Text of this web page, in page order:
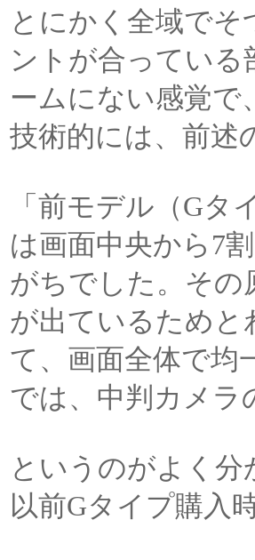
とにかく全域で
ントが合ってい
ームにない感覚
技術的には、前述
「前モデル（G
は画面中央から7
がちでした。その
が出ているためと
て、画面全体で均
では、中判カメラ
というのがよく
以前Gタイプ購入